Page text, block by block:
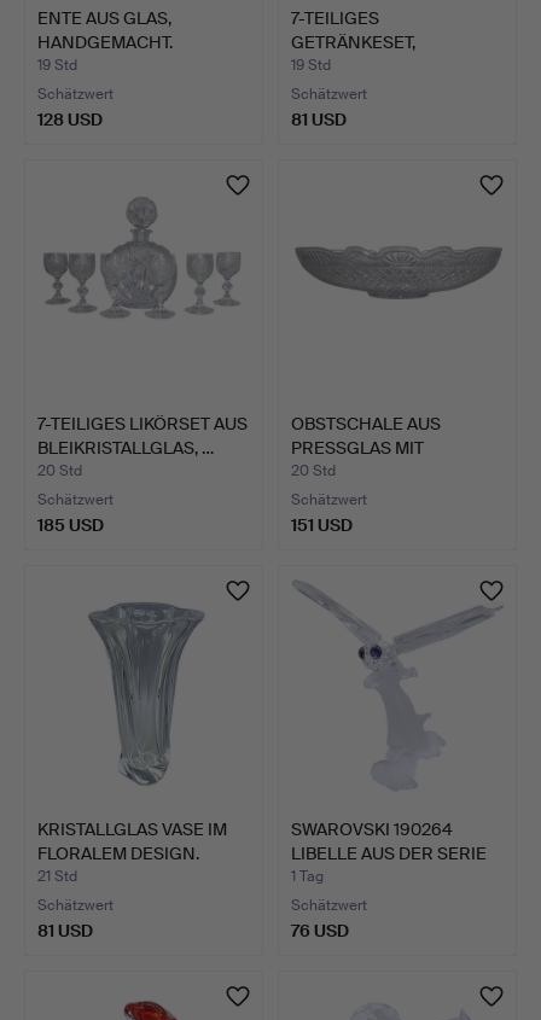
ENTE AUS GLAS,
HANDGEMACHT.
19 Std
Schätzwert
128 USD
7-TEILIGES
GETRÄNKESET,
KLINGENBRUNN KRIST…
19 Std
Schätzwert
81 USD
7-TEILIGES LIKÖRSET AUS
BLEIKRISTALLGLAS, …
20 Std
Schätzwert
185 USD
OBSTSCHALE AUS
PRESSGLAS MIT
GEOMETRISCHEM…
20 Std
Schätzwert
151 USD
KRISTALLGLAS VASE IM
FLORALEM DESIGN.
21 Std
Schätzwert
81 USD
SWAROVSKI 190264
LIBELLE AUS DER SERIE
"IM…
1 Tag
Schätzwert
76 USD